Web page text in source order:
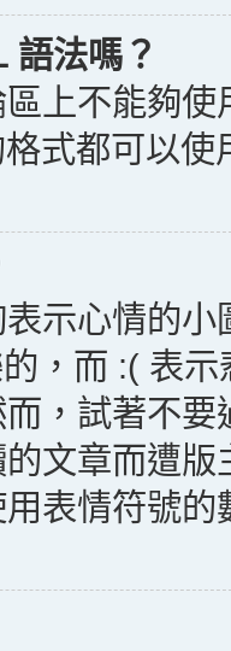
語法嗎？
上不能夠
式都可以
示心情的
，而 :( 表
，試著不
文章而遭
表情符號的